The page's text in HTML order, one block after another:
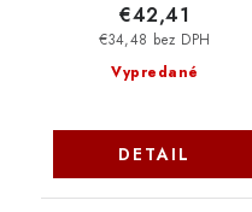
Vypredané
€34,48 bez DPH
€42,41
DETAIL